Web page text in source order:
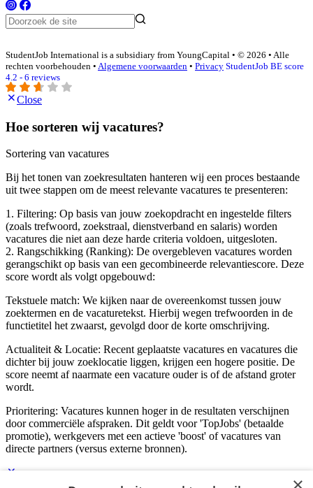
StudentJob International is a subsidiary from YoungCapital • © 2026 • Alle
rechten voorbehouden • Algemene voorwaarden • Privacy StudentJob BE score
4.2 - 6 reviews
Close
Hoe sorteren wij vacatures?
Sortering van vacatures
Bij het tonen van zoekresultaten hanteren wij een proces bestaande
uit twee stappen om de meest relevante vacatures te presenteren:
1. Filtering: Op basis van jouw zoekopdracht en ingestelde filters
(zoals trefwoord, zoekstraal, dienstverband en salaris) worden
vacatures die niet aan deze harde criteria voldoen, uitgesloten.
2. Rangschikking (Ranking): De overgebleven vacatures worden
gerangschikt op basis van een gecombineerde relevantiescore. Deze
score wordt als volgt opgebouwd:
Tekstuele match: We kijken naar de overeenkomst tussen jouw
zoektermen en de vacaturetekst. Hierbij wegen trefwoorden in de
functietitel het zwaarst, gevolgd door de korte omschrijving.
Actualiteit & Locatie: Recent geplaatste vacatures en vacatures die
dichter bij jouw zoeklocatie liggen, krijgen een hogere positie. De
score neemt af naarmate een vacature ouder is of de afstand groter
wordt.
Prioritering: Vacatures kunnen hoger in de resultaten verschijnen
door commerciële afspraken. Dit geldt voor 'TopJobs' (betaalde
promotie), werkgevers met een actieve 'boost' of vacatures van
directe partners (versus externe bronnen).